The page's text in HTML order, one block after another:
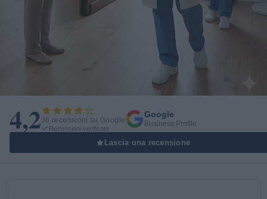
4,236 recensioni su Google
Recensioni verificate
Google
Business Profile
Lascia una recensione